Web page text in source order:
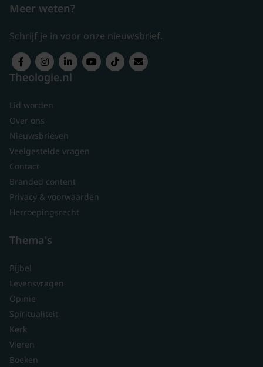
Meer weten?
Schrijf je in voor onze nieuwsbrief.
Theologie.nl
Lid worden
Over ons
Nieuwsbrieven
Veelgestelde vragen
Contact
Branded content
Privacy & voorwaarden
Herroepingsrecht
Thema's
Bijbel
Levensvragen
Opinie
Spiritualiteit
Kerk
Vieren
Boeken